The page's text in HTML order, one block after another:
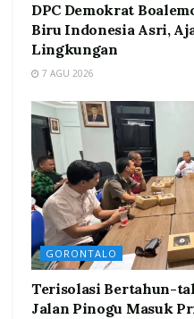
DPC Demokrat
Biru Indonesia Asri,
Lingkungan
7 AGU 2026
GORONTALO
Terisolasi Bertahun-
Jalan Pinogu Masuk